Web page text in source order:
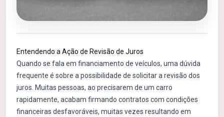
Entendendo a Ação de Revisão de Juros
Quando se fala em financiamento de veículos, uma dúvida
frequente é sobre a possibilidade de solicitar a revisão dos
juros. Muitas pessoas, ao precisarem de um carro
rapidamente, acabam firmando contratos com condições
financeiras desfavoráveis, muitas vezes resultando em